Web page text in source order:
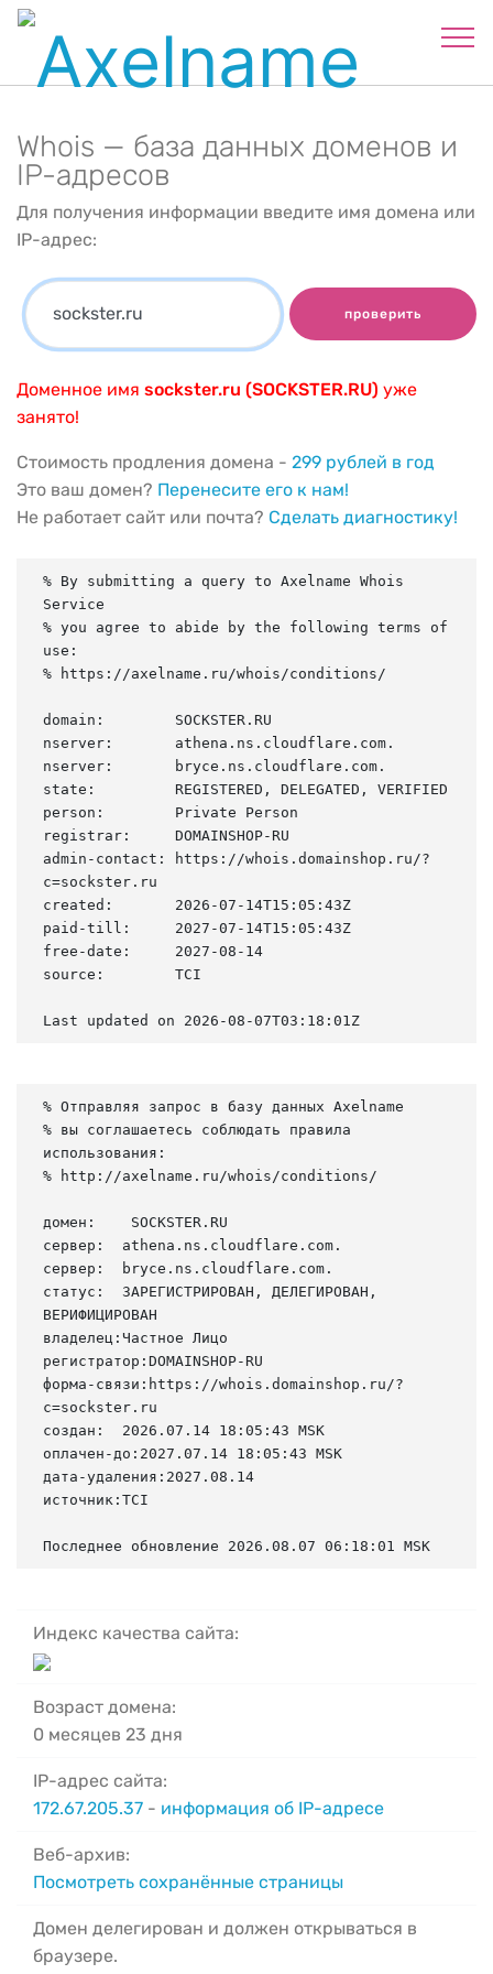
Whois — база данных доменов и
IP-адресов
Для получения информации введите имя домена или
IP-адрес:
проверить
Доменное имя sockster.ru (SOCKSTER.RU) уже
занято!
Стоимость продления домена - 299 рублей в год
Это ваш домен? Перенесите его к нам!
Не работает сайт или почта? Сделать диагностику!
% By submitting a query to Axelname Whois
Service
% you agree to abide by the following terms of
use:
% https://axelname.ru/whois/conditions/
domain:        SOCKSTER.RU
nserver:       athena.ns.cloudflare.com.
nserver:       bryce.ns.cloudflare.com.
state:         REGISTERED, DELEGATED, VERIFIED
person:        Private Person
registrar:     DOMAINSHOP-RU
admin-contact: https://whois.domainshop.ru/?
c=sockster.ru
created:       2026-07-14T15:05:43Z
paid-till:     2027-07-14T15:05:43Z
free-date:     2027-08-14
source:        TCI
Last updated on 2026-08-07T03:18:01Z
% Отправляя запрос в базу данных Axelname
% вы соглашаетесь соблюдать правила
использования:
% http://axelname.ru/whois/conditions/
домен:    SOCKSTER.RU
сервер:  athena.ns.cloudflare.com.
сервер:  bryce.ns.cloudflare.com.
статус:  ЗАРЕГИСТРИРОВАН, ДЕЛЕГИРОВАН,
ВЕРИФИЦИРОВАН
владелец:Частное Лицо
регистратор:DOMAINSHOP-RU
форма-связи:https://whois.domainshop.ru/?
c=sockster.ru
создан:  2026.07.14 18:05:43 MSK
оплачен-до:2027.07.14 18:05:43 MSK
дата-удаления:2027.08.14
источник:TCI
Последнее обновление 2026.08.07 06:18:01 MSK
Индекс качества сайта:
Возраст домена:
0 месяцев 23 дня
IP-адрес сайта:
172.67.205.37 - информация об IP-адресе
Веб-архив:
Посмотреть сохранённые страницы
Домен делегирован и должен открываться в
браузере.